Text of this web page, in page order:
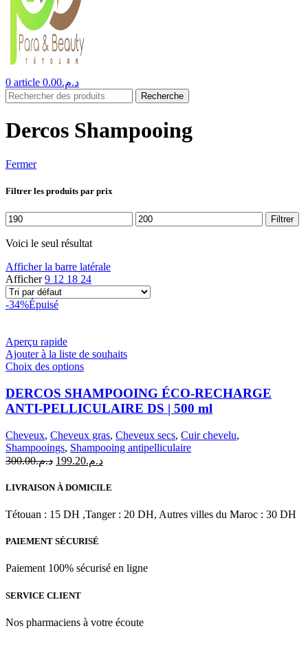
0 article د.م.0.00
Recherche
Dercos Shampooing
Fermer
Filtrer les produits par prix
Prix
min
Prix
max
Filtrer
Voici le seul résultat
Afficher la barre latérale
Afficher9 12 18 24
-34%Épuisé
Aperçu rapide
Ajouter à la liste de souhaits
Choix des optionsCe
a
plusieurs
variations.
options
peuvent
être
sur
page
produit
DERCOS SHAMPOOING ÉCO-RECHARGE
ANTI-PELLICULAIRE DS | 500 ml
Cheveux, Cheveux gras, Cheveux secs, Cuir chevelu,
Shampooings, Shampooing antipelliculaire
د.م.300.00
Le
initial
د.م.199.20
Le
actuel
د.م.199.20.
LIVRAISON À DOMICILE
Tétouan : 15 DH ,Tanger : 20 DH, Autres villes du Maroc : 30 DH
PAIEMENT SÉCURISÉ
Paiement 100% sécurisé en ligne
SERVICE CLIENT
Nos pharmaciens à votre écoute